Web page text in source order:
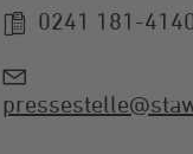
0241 181-